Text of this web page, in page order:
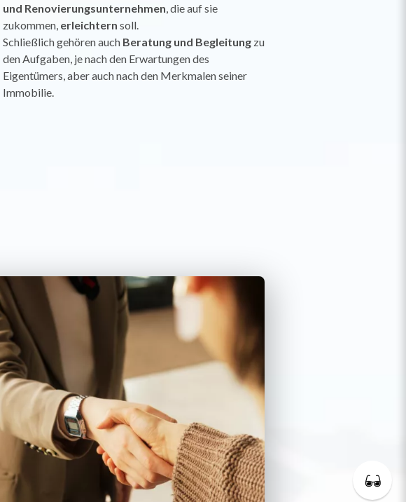
und Renovierungsunternehmen , die auf sie
zukommen, erleichtern soll.
Schließlich gehören auch Beratung und Begleitungzu
den Aufgaben, je nach den Erwartungen des
Eigentümers, aber auch nach den Merkmalen seiner
Immobilie.